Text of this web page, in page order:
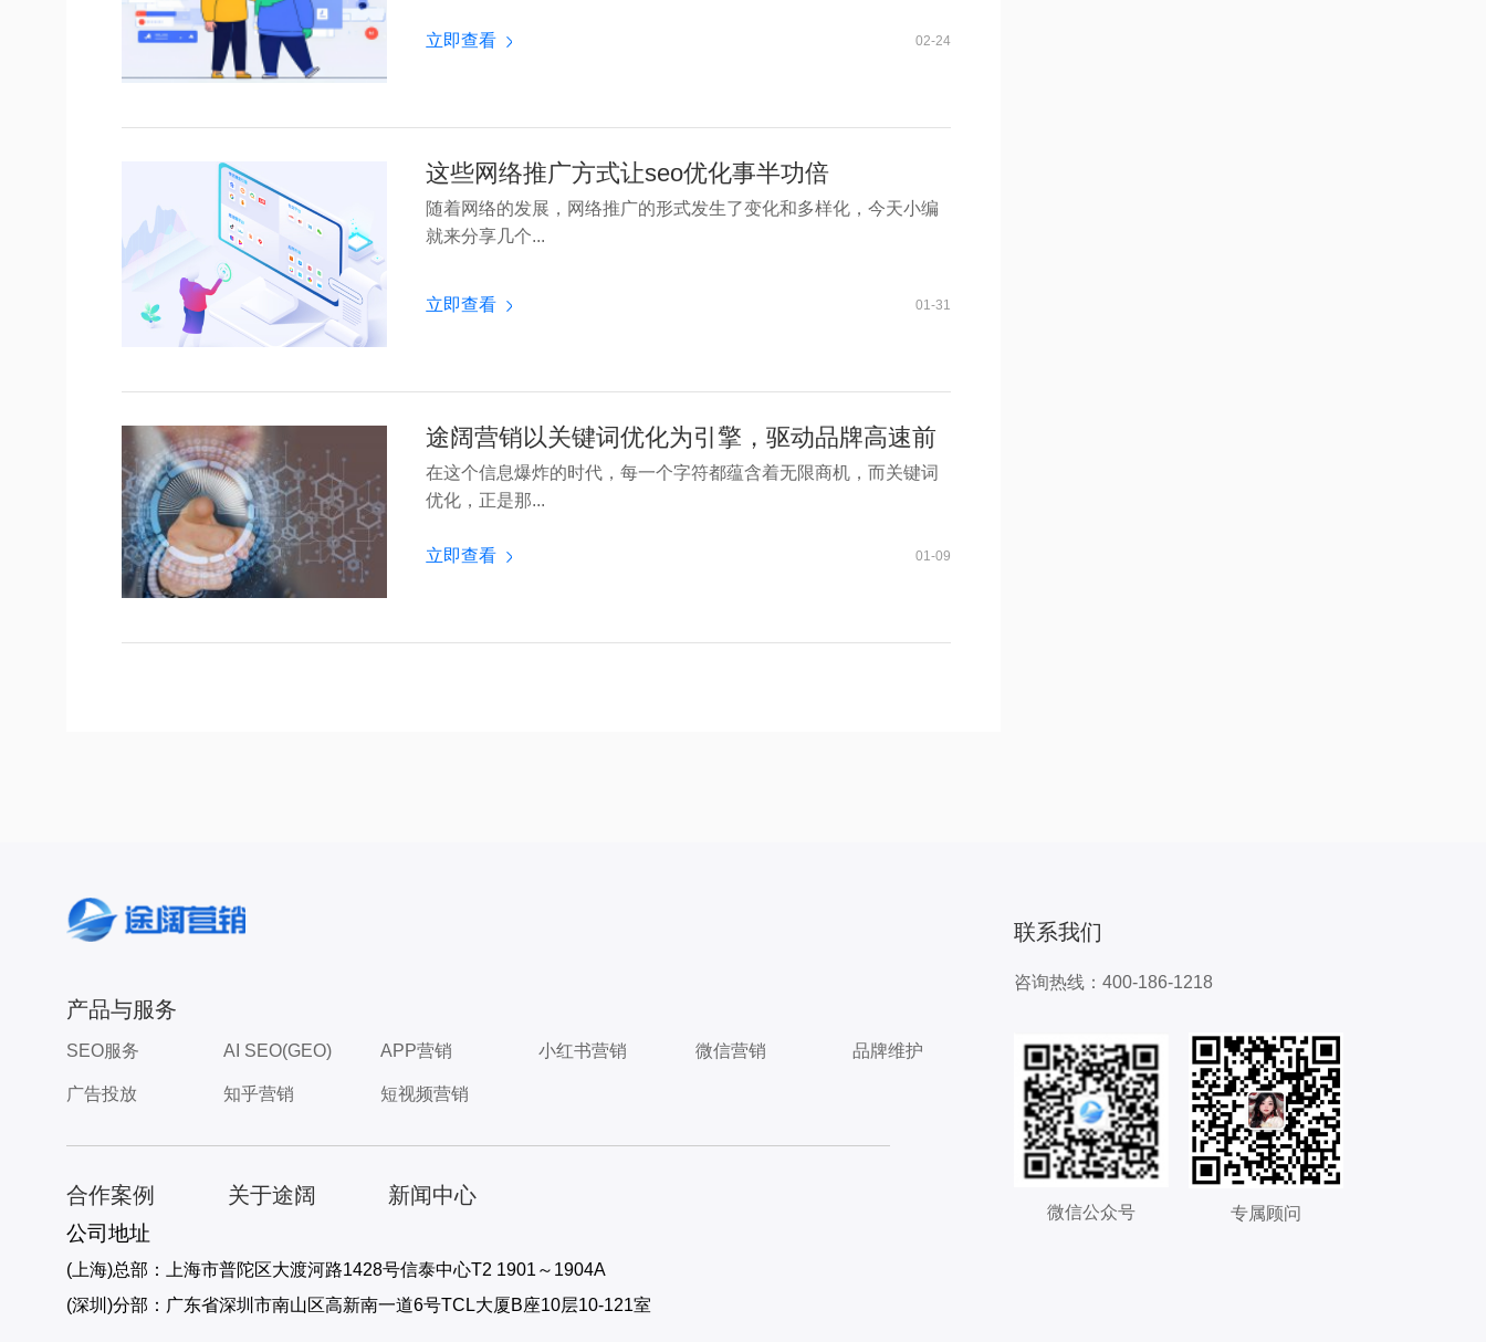
立即查看 02-24
这些网络推广方式让seo优化事半功倍
随着网络的发展，网络推广的形式发生了变化和多样化，今天小编
就来分享几个...
立即查看 01-31
途阔营销以关键词优化为引擎，驱动品牌高速前
在这个信息爆炸的时代，每一个字符都蕴含着无限商机，而关键词
优化，正是那...
立即查看 01-09
产品与服务
SEO服务 AI SEO(GEO) APP营销 小红书营销 微信营销 品牌维护
广告投放 知乎营销 短视频营销
合作案例 关于途阔 新闻中心
公司地址
(上海)总部：上海市普陀区大渡河路1428号信泰中心T2 1901～1904A
(深圳)分部：广东省深圳市南山区高新南一道6号TCL大厦B座10层10-121室
联系我们
咨询热线：400-186-1218
微信公众号 专属顾问